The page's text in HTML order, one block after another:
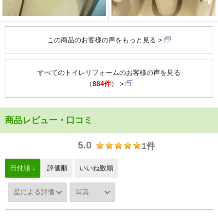
この商品のお客様の声をもっと見る
すべてのトイレリフォームのお客様の声を見る
（884件）
商品レビュー・口コミ
5.0 1件
日付順 ↓ 評価順 いいね数順